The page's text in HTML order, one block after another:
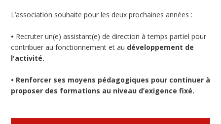
L’association souhaite pour les deux prochaines années :
• Recruter un(e) assistant(e) de direction à temps partiel pour
contribuer au fonctionnement et au développement de
l'activité.
• Renforcer ses moyens pédagogiques pour continuer à
proposer des formations au niveau d’exigence fixé.